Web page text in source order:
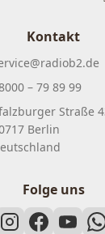
Kontakt
– 79 89 99
Straße
Berlin
Folge uns